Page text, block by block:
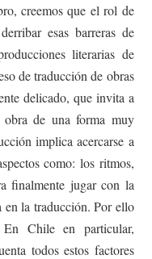
creemos que el rol de
esas barreras de
literarias de
de traducción de obras
delicado, que invita a
de una forma muy
implica acercarse a
como: los ritmos,
finalmente jugar con la
en la traducción. Por ello
Chile en particular,
todos estos factores